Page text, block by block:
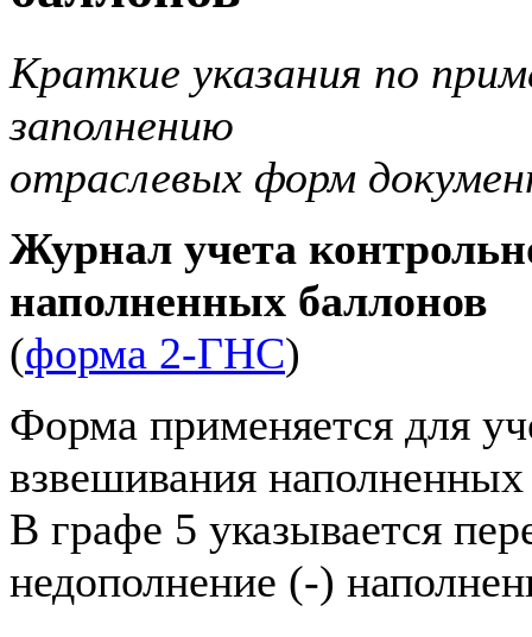
Краткие указания по
заполнению
отраслевых форм
Журнал учета
наполненных баллонов
(форма 2-ГНС)
Форма применяется для
взвешивания
В графе 5 указывается
недополнение (-)